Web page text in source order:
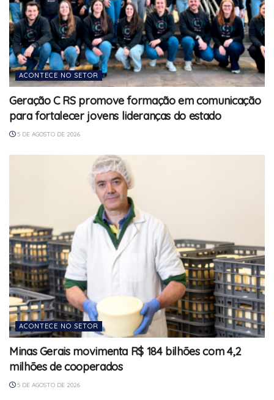
ACONTECE NO SETOR
Geração C RS promove formação em comunicação
para fortalecer jovens lideranças do estado
5 DE AGOSTO DE 2026
ACONTECE NO SETOR
Minas Gerais movimenta R$ 184 bilhões com 4,2
milhões de cooperados
5 DE AGOSTO DE 2026